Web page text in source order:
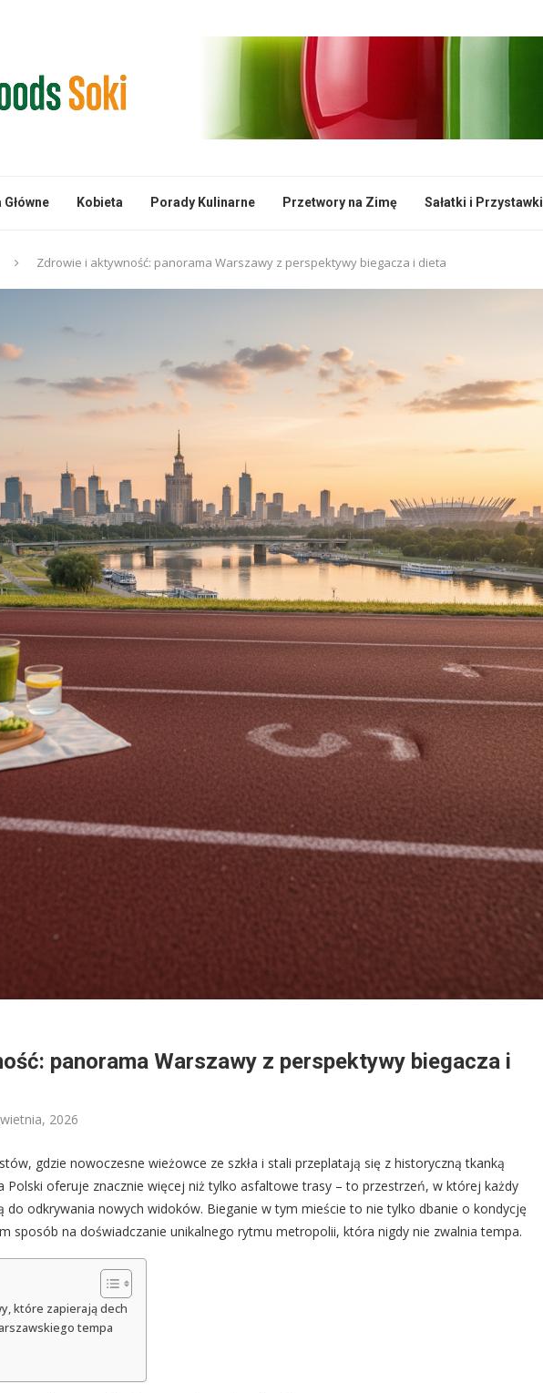
Główne Kobieta Porady Kulinarne Przetwory na Zimę Sałatki i Przystawki
Zdrowie i aktywność: panorama Warszawy z perspektywy biegacza i dieta
panorama Warszawy z perspektywy biegacza i
2026
gdzie nowoczesne wieżowce ze szkła i stali przeplatają się z historyczną tkanką
Polski oferuje znacznie więcej niż tylko asfaltowe trasy – to przestrzeń, w której każdy
do odkrywania nowych widoków. Bieganie w tym mieście to nie tylko dbanie o kondycję
sposób na doświadczanie unikalnego rytmu metropolii, która nigdy nie zwalnia tempa.
które zapierają dech
tempa